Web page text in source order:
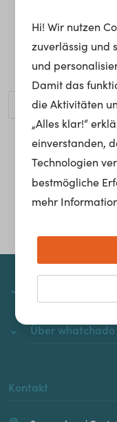
Ups, die
Möchtest du
Über whatchado
Kontakt
Hi! Wir nutzen
zuverlässig und
und
Damit das
die Aktivitäten
„Alles klar!“
einverstanden,
Technologien
bestmögliche
mehr